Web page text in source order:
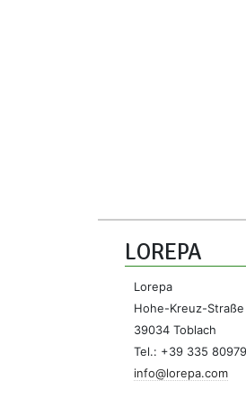
LOREPA
Lorepa
Hohe-Kreuz-
39034 Toblach
Tel.: +39 335
info@lorepa.com